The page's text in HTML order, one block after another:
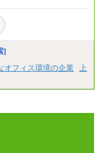
（勤務地により異な
り（6か月）
]
オフィス環境の企業
上